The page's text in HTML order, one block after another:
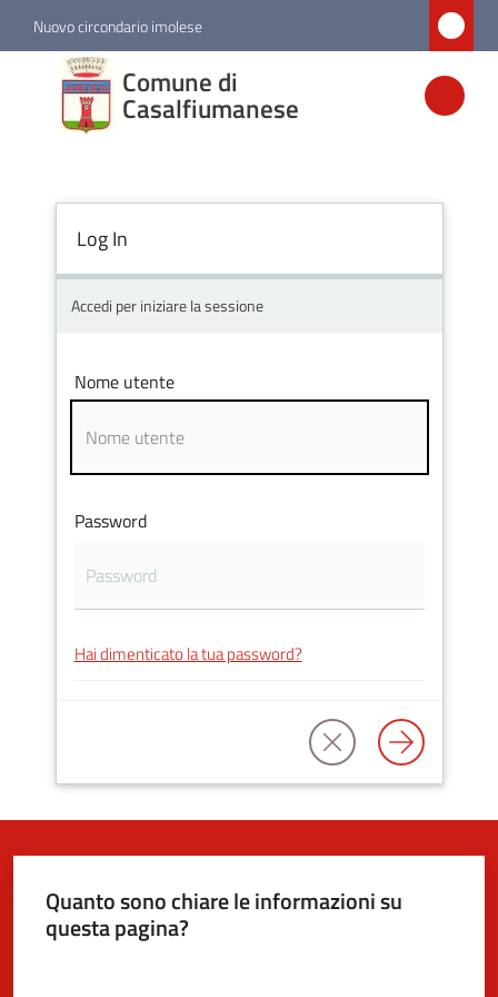
Vai al contenuto
Vai alla navigazione
Vai al footer
Nuovo circondario imolese
Comune di
Casalfiumanese
Comune di
Casalfiumanese
Amministrazione
Novità
Vivere
Casalfiumanese
5x1000
argomenti
Log In
Accedi per iniziare la sessione
Nome utente
Password
Hai dimenticato la tua password?
Quanto sono chiare le informazioni su
questa pagina?